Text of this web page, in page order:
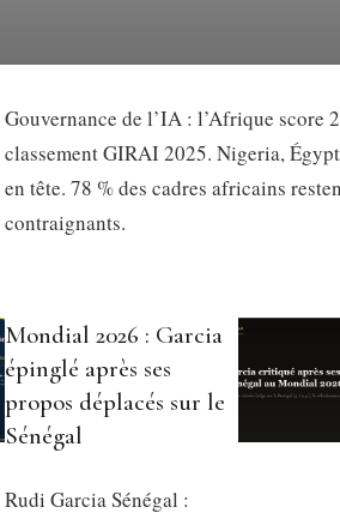
Gouvernance de l’IA : l’Afrique score
classement GIRAI 2025. Nigeria,
en tête. 78 % des cadres africains
contraignants.
Mondial 2026 : Garcia
épinglé après ses
propos déplacés sur le
Sénégal
Rudi Garcia Sénégal :